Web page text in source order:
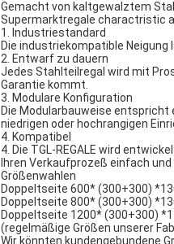
Gemacht von kaltgewalztem
Supermarktregale charactristic
1. Industriestandard
Die industriekompatible
2. Entwarf zu dauern
Jedes Stahlteilregal wird mit
Garantie kommt.
3. Modulare Konfiguration
Die Modularbauweise entspricht
niedrigen oder hochrangigen
4. Kompatibel
4. Die TGL-REGALE wird
Ihren Verkaufprozeß einfach
Größenwahlen
Doppeltseite 600* (300+300)
Doppeltseite 800* (300+300)
Doppeltseite 1200* (300+300)
(regelmäßige Größen unserer
Wir könnten kundengebundene